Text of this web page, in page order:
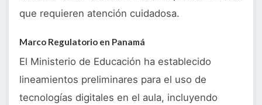
que requieren atención cuidadosa.
Marco Regulatorio en Panamá
El Ministerio de Educación ha establecido
lineamientos preliminares para el uso de
tecnologías digitales en el aula, incluyendo